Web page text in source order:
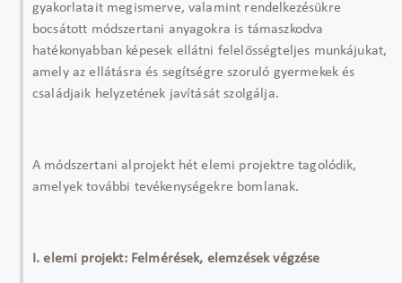
gyakorlatait megismerve, valamint rendelkezésükre
bocsátott módszertani anyagokra is támaszkodva
hatékonyabban képesek ellátni felelősségteljes munkájukat,
amely az ellátásra és segítségre szoruló gyermekek és
családjaik helyzetének javítását szolgálja.
A módszertani alprojekt hét elemi projektre tagolódik,
amelyek további tevékenységekre bomlanak.
I. elemi projekt: Felmérések, elemzések végzése